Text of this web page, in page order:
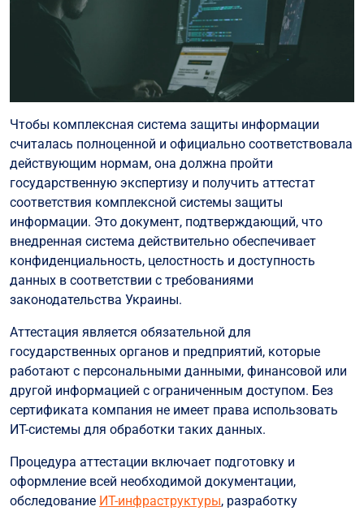
Чтобы комплексная система защиты информации
считалась полноценной и официально соответствовала
действующим нормам, она должна пройти
государственную экспертизу и получить аттестат
соответствия комплексной системы защиты
информации. Это документ, подтверждающий, что
внедренная система действительно обеспечивает
конфиденциальность, целостность и доступность
данных в соответствии с требованиями
законодательства Украины.
Аттестация является обязательной для
государственных органов и предприятий, которые
работают с персональными данными, финансовой или
другой информацией с ограниченным доступом. Без
сертификата компания не имеет права использовать
ИТ-системы для обработки таких данных.
Процедура аттестации включает подготовку и
оформление всей необходимой документации,
обследование ИТ-инфраструктуры, разработку